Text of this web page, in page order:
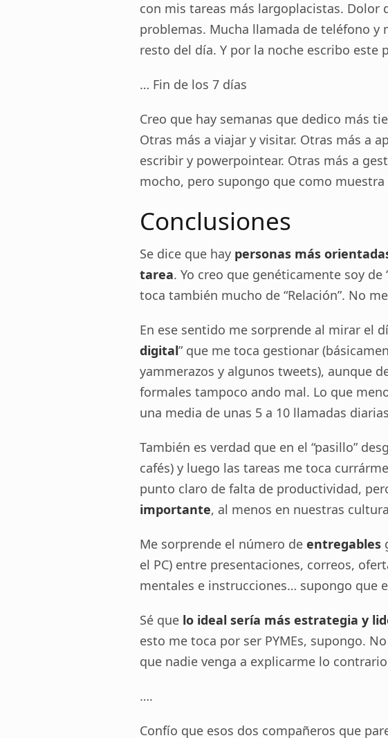
con mis tareas más largoplacistas. Dolor
problemas. Mucha llamada de teléfono y
resto del día. Y por la noche escribo este
… Fin de los 7 días
Creo que hay semanas que dedico más
Otras más a viajar y visitar. Otras más a
escribir y powerpointear. Otras más a
mocho, pero supongo que como muestra
Conclusiones
Se dice que hay personas más
tarea. Yo creo que genéticamente soy de
toca también mucho de “Relación”. No
En ese sentido me sorprende al mirar el
digital” que me toca gestionar
yammerazos y algunos tweets), aunque
formales tampoco ando mal. Lo que
una media de unas 5 a 10 llamadas
También es verdad que en el “pasillo”
cafés) y luego las tareas me toca
punto claro de falta de productividad,
importante, al menos en nuestras
Me sorprende el número de entregables
el PC) entre presentaciones, correos,
mentales e instrucciones… supongo que
Sé que lo ideal sería más estrategia y
esto me toca por ser PYMEs, supongo.
que nadie venga a explicarme lo
….
Confío que esos dos compañeros que